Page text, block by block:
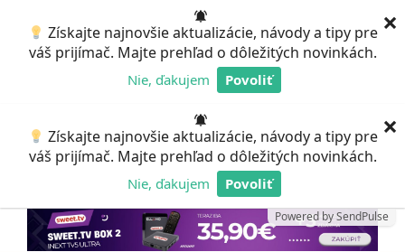
Získajte najnovšie aktualizácie, návody a tipy pre
váš prijímač. Majte prehľad o dôležitých novinkách.
Nie, ďakujem Povoliť
×
Získajte najnovšie aktualizácie, návody a tipy pre
váš prijímač. Majte prehľad o dôležitých novinkách.
Nie, ďakujem Povoliť
Powered by SendPulse
×
obsah